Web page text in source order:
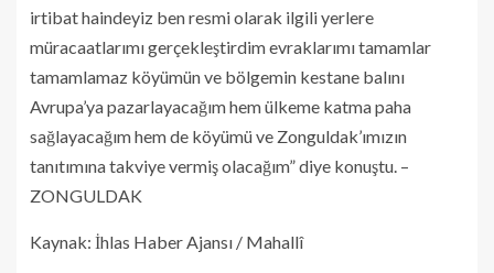
irtibat haindeyiz ben resmi olarak ilgili yerlere
müracaatlarımı gerçekleştirdim evraklarımı tamamlar
tamamlamaz köyümün ve bölgemin kestane balını
Avrupa’ya pazarlayacağım hem ülkeme katma paha
sağlayacağım hem de köyümü ve Zonguldak’ımızın
tanıtımına takviye vermiş olacağım” diye konuştu. –
ZONGULDAK
Kaynak: İhlas Haber Ajansı / Mahallî